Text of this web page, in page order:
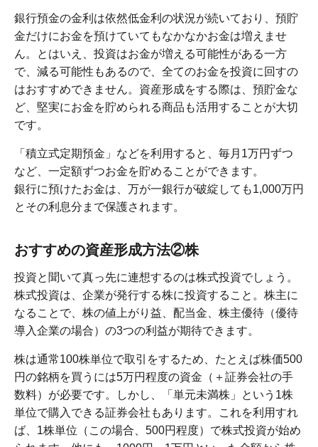
銀行預金の金利は依然低金利の状況が続いており、預貯
金だけにお金を預けていてもなかなかお金は増えませ
ん。とはいえ、投資はお金が増える可能性がある一方
で、減る可能性もあるので、全てのお金を投資に回すの
はおすすめできません。資産形成をする際は、預貯金な
ど、堅実にお金を貯められる商品も活用することが大切
です。
「積立式定期預金」などを利用すると、毎月1万円ずつ
など、一定額ずつお金を貯めることができます。
銀行に預けたお金は、万が一銀行が破綻しても1,000万円
とその利息分まで保護されます。
おすすめの資産形成方法②株
投資と聞いて真っ先に連想するのは株式投資でしょう。
株式投資は、企業が発行する株に投資すること。株主に
なることで、株の値上がり益、配当金、株主優待（優待
導入企業の場合）の3つの利益が期待できます。
株は通常100株単位で取引をするため、たとえば株価500
円の銘柄を買うには5万円程度の資金（＋証券会社の手
数料）が必要です。しかし、「単元未満株」という1株
単位で購入できる証券会社もあります。これを利用すれ
ば、1株単位（この場合、500円程度）で株式投資が始め